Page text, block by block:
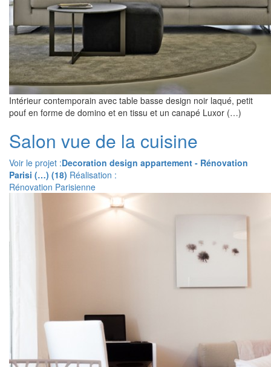
Intérieur contemporain avec table basse design noir laqué, petit
pouf en forme de domino et en tissu et un canapé Luxor (…)
Salon vue de la cuisine
Voir le projet :Decoration design appartement - Rénovation
Parisi (…) (18) Réalisation :
Rénovation Parisienne